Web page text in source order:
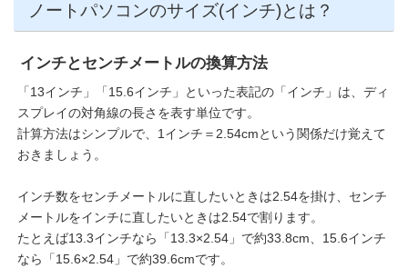
ノートパソコンのサイズ(インチ)とは？
インチとセンチメートルの換算方法
「13インチ」「15.6インチ」といった表記の「インチ」は、ディ
スプレイの対角線の長さを表す単位です。
計算方法はシンプルで、1インチ＝2.54cmという関係だけ覚えて
おきましょう。
インチ数をセンチメートルに直したいときは2.54を掛け、センチ
メートルをインチに直したいときは2.54で割ります。
たとえば13.3インチなら「13.3×2.54」で約33.8cm、15.6インチ
なら「15.6×2.54」で約39.6cmです。